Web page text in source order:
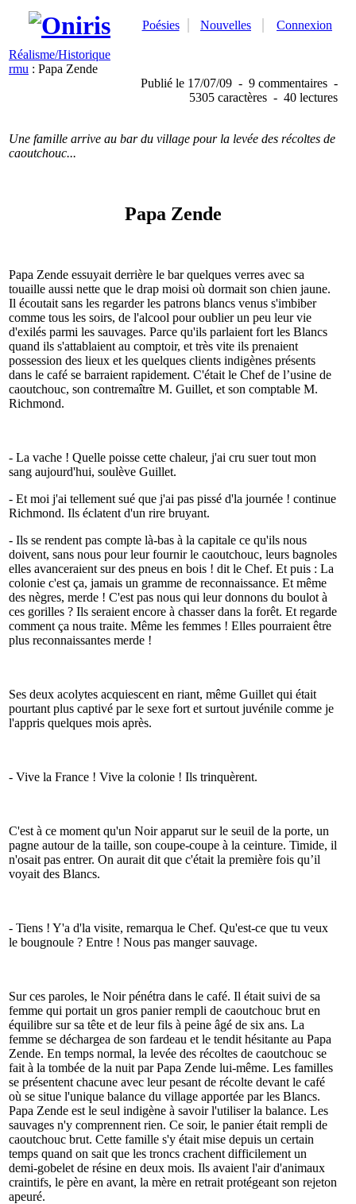
Poésies Nouvelles Connexion
Réalisme/Historique
rmu : Papa Zende
Publié le 17/07/09 - 9 commentaires -
5305 caractères - 40 lectures
Une famille arrive au bar du village pour la levée des récoltes de
caoutchouc...
Papa Zende
Papa Zende essuyait derrière le bar quelques verres avec sa
touaille aussi nette que le drap moisi où dormait son chien jaune.
Il écoutait sans les regarder les patrons blancs venus s'imbiber
comme tous les soirs, de l'alcool pour oublier un peu leur vie
d'exilés parmi les sauvages. Parce qu'ils parlaient fort les Blancs
quand ils s'attablaient au comptoir, et très vite ils prenaient
possession des lieux et les quelques clients indigènes présents
dans le café se barraient rapidement. C'était le Chef de l’usine de
caoutchouc, son contremaître M. Guillet, et son comptable M.
Richmond.
- La vache ! Quelle poisse cette chaleur, j'ai cru suer tout mon
sang aujourd'hui, soulève Guillet.
- Et moi j'ai tellement sué que j'ai pas pissé d'la journée ! continue
Richmond. Ils éclatent d'un rire bruyant.
- Ils se rendent pas compte là-bas à la capitale ce qu'ils nous
doivent, sans nous pour leur fournir le caoutchouc, leurs bagnoles
elles avanceraient sur des pneus en bois ! dit le Chef. Et puis : La
colonie c'est ça, jamais un gramme de reconnaissance. Et même
des nègres, merde ! C'est pas nous qui leur donnons du boulot à
ces gorilles ? Ils seraient encore à chasser dans la forêt. Et regarde
comment ça nous traite. Même les femmes ! Elles pourraient être
plus reconnaissantes merde !
Ses deux acolytes acquiescent en riant, même Guillet qui était
pourtant plus captivé par le sexe fort et surtout juvénile comme je
l'appris quelques mois après.
- Vive la France ! Vive la colonie ! Ils trinquèrent.
C'est à ce moment qu'un Noir apparut sur le seuil de la porte, un
pagne autour de la taille, son coupe-coupe à la ceinture. Timide, il
n'osait pas entrer. On aurait dit que c'était la première fois qu’il
voyait des Blancs.
- Tiens ! Y'a d'la visite, remarqua le Chef. Qu'est-ce que tu veux
le bougnoule ? Entre ! Nous pas manger sauvage.
Sur ces paroles, le Noir pénétra dans le café. Il était suivi de sa
femme qui portait un gros panier rempli de caoutchouc brut en
équilibre sur sa tête et de leur fils à peine âgé de six ans. La
femme se déchargea de son fardeau et le tendit hésitante au Papa
Zende. En temps normal, la levée des récoltes de caoutchouc se
fait à la tombée de la nuit par Papa Zende lui-même. Les familles
se présentent chacune avec leur pesant de récolte devant le café
où se situe l'unique balance du village apportée par les Blancs.
Papa Zende est le seul indigène à savoir l'utiliser la balance. Les
sauvages n'y comprennent rien. Ce soir, le panier était rempli de
caoutchouc brut. Cette famille s'y était mise depuis un certain
temps quand on sait que les troncs crachent difficilement un
demi-gobelet de résine en deux mois. Ils avaient l'air d'animaux
craintifs, le père en avant, la mère en retrait protégeant son rejeton
apeuré.